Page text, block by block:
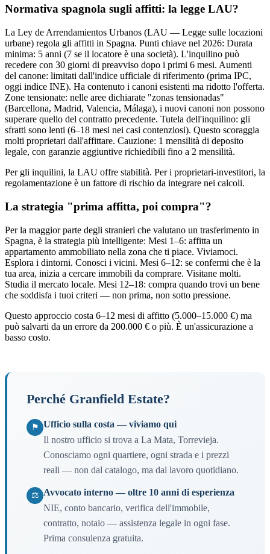
Normativa spagnola sugli affitti: la legge LAU?
La Ley de Arrendamientos Urbanos (LAU — Legge sulle locazioni
urbane) regola gli affitti in Spagna. Punti chiave nel 2026: Durata
minima: 5 anni (7 se il locatore è una società). L'inquilino può
recedere con 30 giorni di preavviso dopo i primi 6 mesi. Aumenti
del canone: limitati dall'indice ufficiale di riferimento (prima IPC,
oggi indice INE). Ha contenuto i canoni esistenti ma ridotto l'offerta.
Zone tensionate: nelle aree dichiarate "zonas tensionadas"
(Barcellona, Madrid, Valencia, Málaga), i nuovi canoni non possono
superare quello del contratto precedente. Tutela dell'inquilino: gli
sfratti sono lenti (6–18 mesi nei casi contenziosi). Questo scoraggia
molti proprietari dall'affittare. Cauzione: 1 mensilità di deposito
legale, con garanzie aggiuntive richiedibili fino a 2 mensilità.
Per gli inquilini, la LAU offre stabilità. Per i proprietari-investitori, la
regolamentazione è un fattore di rischio da integrare nei calcoli.
La strategia "prima affitta, poi compra"?
Per la maggior parte degli stranieri che valutano un trasferimento in
Spagna, è la strategia più intelligente: Mesi 1–6: affitta un
appartamento ammobiliato nella zona che ti piace. Viviamoci.
Esplora i dintorni. Conosci i vicini. Mesi 6–12: se confermi che è la
tua area, inizia a cercare immobili da comprare. Visitane molti.
Studia il mercato locale. Mesi 12–18: compra quando trovi un bene
che soddisfa i tuoi criteri — non prima, non sotto pressione.
Questo approccio costa 6–12 mesi di affitto (5.000–15.000 €) ma
può salvarti da un errore da 200.000 € o più. È un'assicurazione a
basso costo.
Perché Granfield Estate?
⚑ Ufficio sulla costa — viviamo qui
Il nostro ufficio si trova a La Mata, Torrevieja.
Conosciamo ogni quartiere, ogni strada e i prezzi
reali — non dal catalogo, ma dal lavoro quotidiano.
⚖ Avvocato interno — oltre 10 anni di esperienza
NIE, conto bancario, verifica dell'immobile,
contratto, notaio — assistenza legale in ogni fase.
Prima consulenza gratuita.